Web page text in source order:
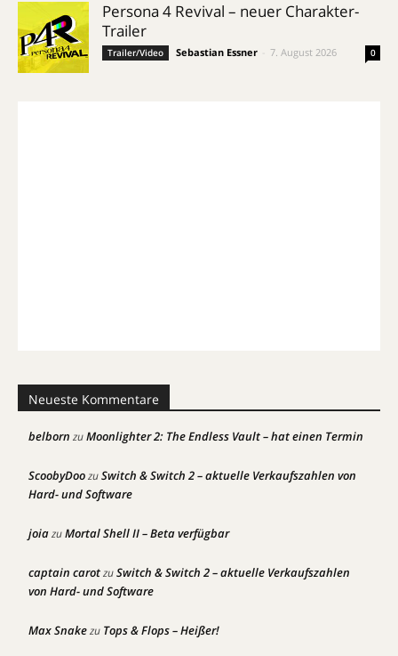
Persona 4 Revival – neuer Charakter-
Trailer
Trailer/Video Sebastian Essner 7. August 2026 0
Neueste Kommentare
belborn zuMoonlighter 2: The Endless Vault – hat einen Termin
ScoobyDoozuSwitch & Switch 2 – aktuelle Verkaufszahlen von
Hard- und Software
joiazuMortal Shell II – Beta verfügbar
captain carotzuSwitch & Switch 2 – aktuelle Verkaufszahlen
von Hard- und Software
Max Snakezu Tops & Flops – Heißer!